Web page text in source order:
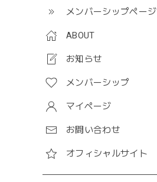
メンバーシップページ
ABOUT
お知らせ
メンバーシップ
マイページ
お問い合わせ
オフィシャルサイト